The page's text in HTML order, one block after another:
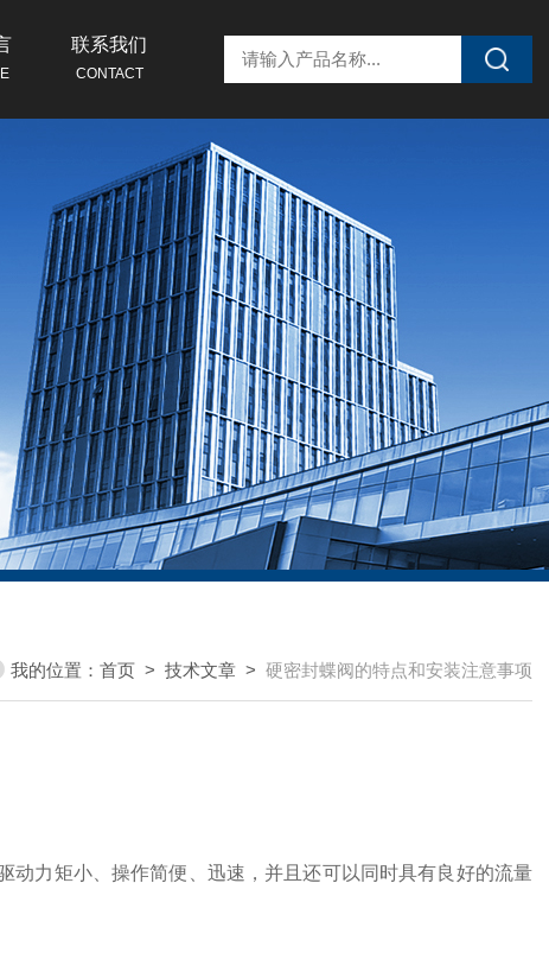
联系我们
CONTACT
我的位置： 首页 > 技术文章 > 硬密封蝶阀的特点和安装注意事项
力矩小、操作简便、迅速，并且还可以同时具有良好的流量